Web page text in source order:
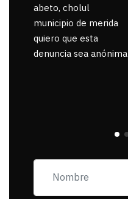
abeto, cholul
municipio de merida
quiero que esta
denuncia sea anónima